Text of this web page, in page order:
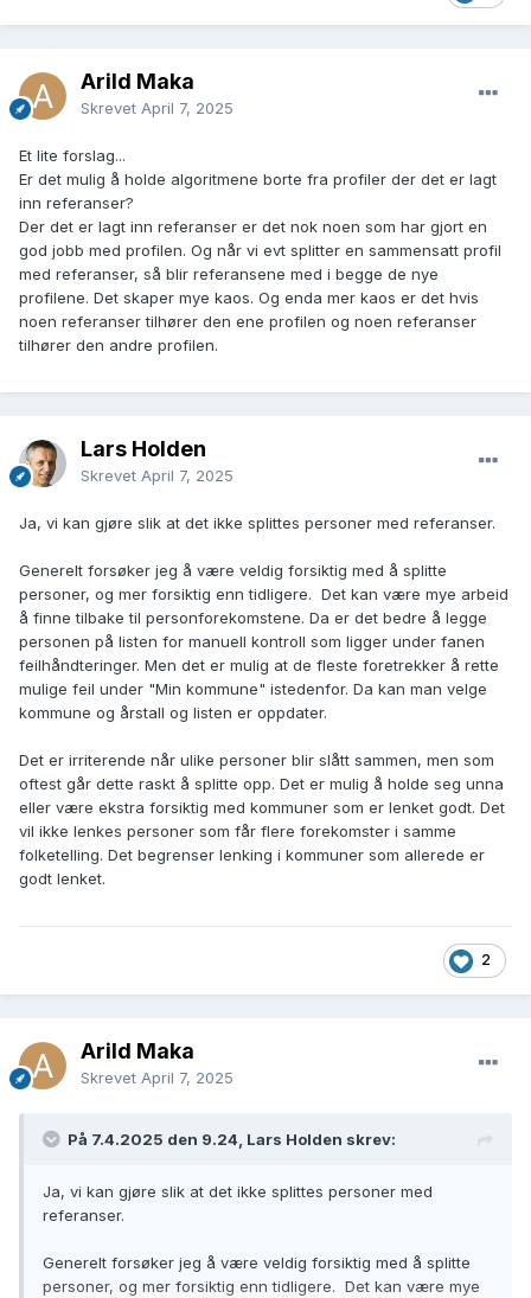
Arild Maka
Skrevet April 7, 2025
Et lite forslag...
Er det mulig å holde algoritmene borte fra profiler der det er lagt
inn referanser?
Der det er lagt inn referanser er det nok noen som har gjort en
god jobb med profilen. Og når vi evt splitter en sammensatt profil
med referanser, så blir referansene med i begge de nye
profilene. Det skaper mye kaos. Og enda mer kaos er det hvis
noen referanser tilhører den ene profilen og noen referanser
tilhører den andre profilen.
Lars Holden
Skrevet April 7, 2025
Ja, vi kan gjøre slik at det ikke splittes personer med referanser.
Generelt forsøker jeg å være veldig forsiktig med å splitte
personer, og mer forsiktig enn tidligere. Det kan være mye arbeid
å finne tilbake til personforekomstene. Da er det bedre å legge
personen på listen for manuell kontroll som ligger under fanen
feilhåndteringer. Men det er mulig at de fleste foretrekker å rette
mulige feil under "Min kommune" istedenfor. Da kan man velge
kommune og årstall og listen er oppdater.
Det er irriterende når ulike personer blir slått sammen, men som
oftest går dette raskt å splitte opp. Det er mulig å holde seg unna
eller være ekstra forsiktig med kommuner som er lenket godt. Det
vil ikke lenkes personer som får flere forekomster i samme
folketelling. Det begrenser lenking i kommuner som allerede er
godt lenket.
2
Arild Maka
Skrevet April 7, 2025
På 7.4.2025 den 9.24, Lars Holden skrev:
Ja, vi kan gjøre slik at det ikke splittes personer med
referanser.
Generelt forsøker jeg å være veldig forsiktig med å splitte
personer, og mer forsiktig enn tidligere. Det kan være mye